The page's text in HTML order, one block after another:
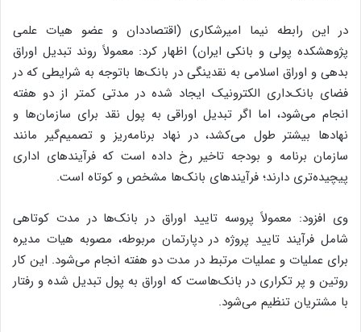
در این رابطه نیما امیرشکاری (اقتصاددان و عضو هیات علمی
پژوهشکده پولی و بانکی ایران) اظهار کرد: معمولاً روند تبدیل اوراق
بدهی و اوراق اسلامی به نقدینگی در بانک‌ها باتوجه به شرایطی که در
فضای بانک‌داری الکترونیک ایجاد شده در مدتی کمتر از دو هفته
انجام می‌شود، اما اگر تبدیل اوراقی به پول نقد برای سازمان‌ها و
نهادها بیشتر طول می‌کشد، در نهاد برنامه‌ریز و تصمیم‌گیر مانند
سازمان برنامه و بودجه تاخیر رخ داده است که فرآیندهای اداری
پیچیده‌تری دارند؛ فرآیندهای بانک‌ها مشخص و کوتاه است.
وی افزود: معمولاً پروسه تایید اوراق در بانک‌ها در مدت کوتاهی
شامل فرآیند تایید پروژه در دپارتمان مربوطه، مصوبه هیات مدیره
برای عملیات و عملیات مرتبط در مدت دو هفته انجام می‌شود. این کار
روتین و پر تکراری در بانک‌هاست که اوراق به پول تبدیل شده و رفتار
با مشتریان تنظیم می‌شود.